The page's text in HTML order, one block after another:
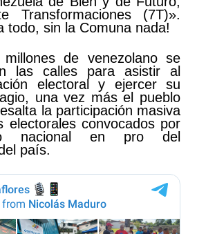
Transformaciones (7T)».
todo, sin la Comuna nada!
de venezolano se
las calles para asistir al
electoral y ejercer su
una vez más el pueblo
la participación masiva
electorales convocados por
nacional en pro del
país.